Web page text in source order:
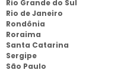
Rio Grande do Sul
Rio de Janeiro
Rondônia
Roraima
Santa Catarina
Sergipe
São Paulo